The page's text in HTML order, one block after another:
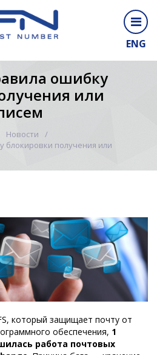
ENG
ошибку
или
Новости
блокировки получения или
который защищает почту от
обеспечения, 1
работа почтовых